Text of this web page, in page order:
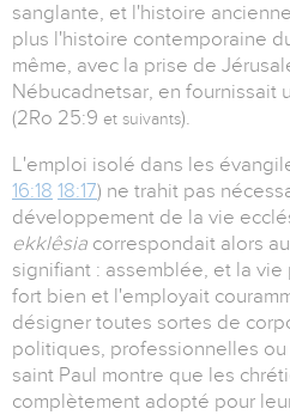
sanglante, et l'histoire
plus l'histoire contemporaine
même, avec la prise de
Nébucadnetsar, en fournissait
(2Ro 25:9 et suivants).
L'emploi isolé dans les
16:18 18:17) ne trahit pas
développement de la vie
ekklêsia correspondait alors
signifiant : assemblée, et la
fort bien et l'employait
désigner toutes sortes de
politiques, professionnelles ou
saint Paul montre que les
complètement adopté pour